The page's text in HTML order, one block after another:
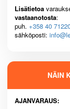
Lisätietoa
vastaanotosta:
puh. +358 40
sähköposti:
NÄIN
AJANVARAUS: